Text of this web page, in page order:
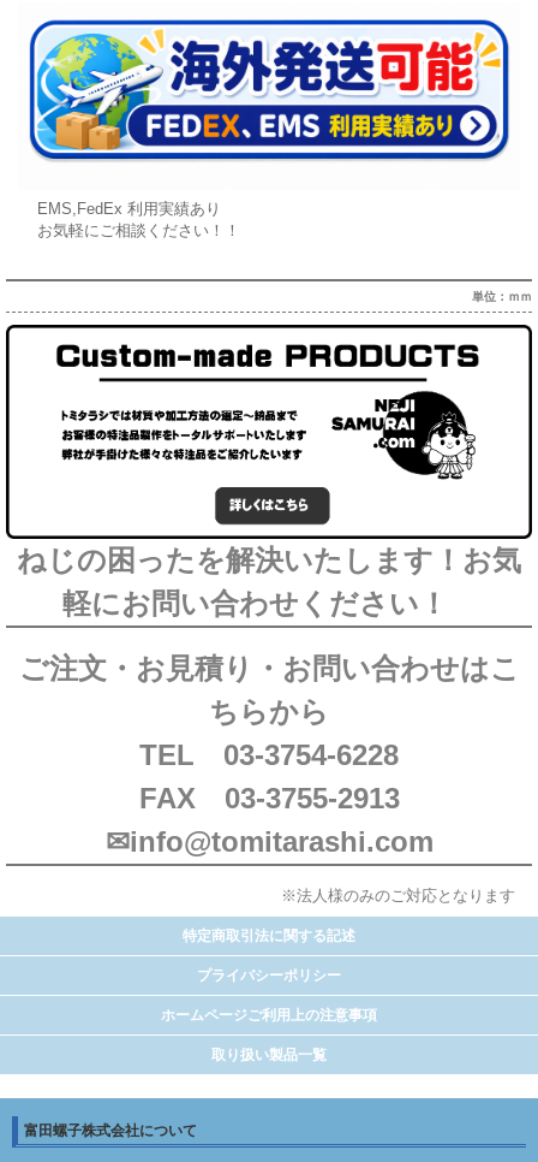
EMS,FedEx 利用実績あり
お気軽にご相談ください！！
単位：ｍｍ
ねじの困ったを解決いたします！お気
軽にお問い合わせください！
ご注文・お見積り・お問い合わせはこ
ちらから
TEL 03-3754-6228
FAX 03-3755-2913
✉info@tomitarashi.com
※法人様のみのご対応となります
特定商取引法に関する記述
プライバシーポリシー
ホームページご利用上の注意事項
取り扱い製品一覧
富田螺子株式会社について